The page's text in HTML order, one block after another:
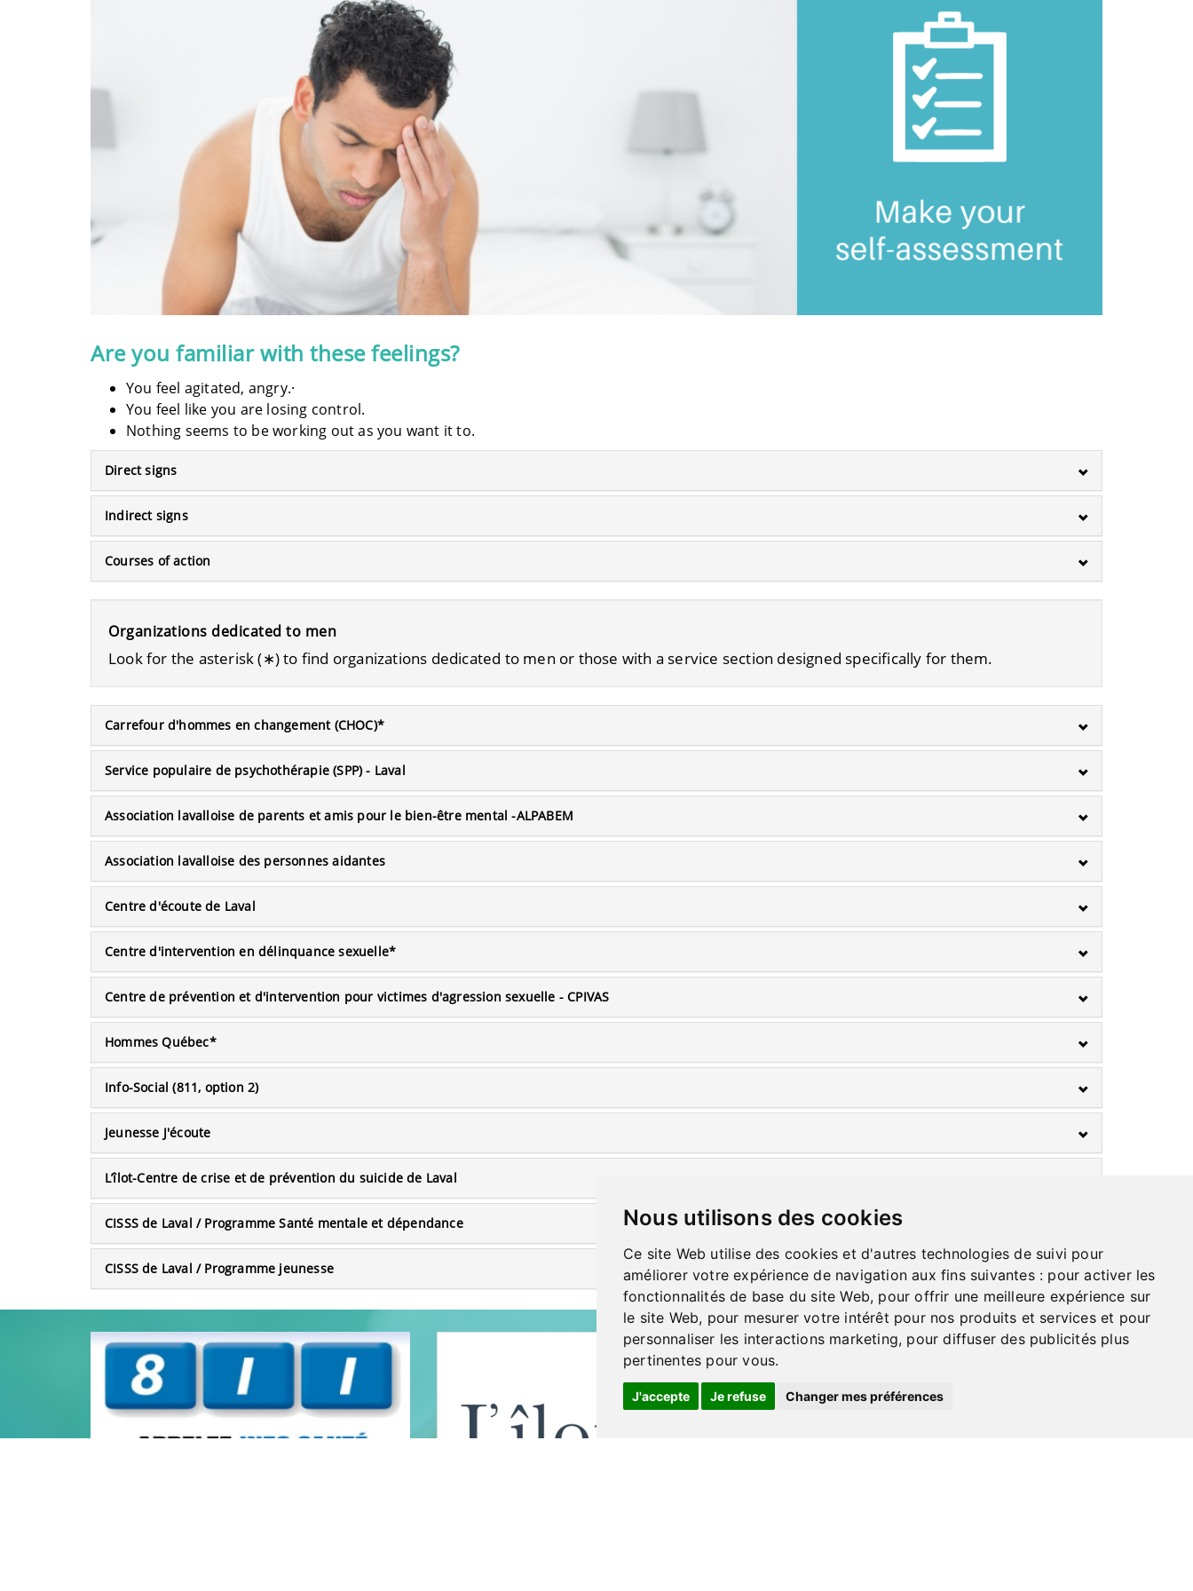
Nous utilisons des cookies
Ce site Web utilise des cookies et d'autres technologies de suivi pour
améliorer votre expérience de navigation aux fins suivantes : pour activer les
fonctionnalités de base du site Web, pour offrir une meilleure expérience sur
le site Web, pour mesurer votre intérêt pour nos produits et services et pour
personnaliser les interactions marketing, pour diffuser des publicités plus
pertinentes pour vous.
J'accepte Je refuse Changer mes préférences
Are you familiar with these feelings?
You feel agitated, angry.·
You feel like you are losing control.
Nothing seems to be working out as you want it to.
Direct signs
Indirect signs
Courses of action
Organizations dedicated to men
Look for the asterisk (∗) to find organizations dedicated to men or those with a service section designed specifically for them.
Carrefour d'hommes en changement (CHOC)*
Service populaire de psychothérapie (SPP) - Laval
Association lavalloise de parents et amis pour le bien-être mental -ALPABEM
Association lavalloise des personnes aidantes
Centre d'écoute de Laval
Centre d'intervention en délinquance sexuelle*
Centre de prévention et d'intervention pour victimes d'agression sexuelle - CPIVAS
Hommes Québec*
Info-Social (811, option 2)
Jeunesse J'écoute
L’îlot-Centre de crise et de prévention du suicide de Laval
CISSS de Laval / Programme Santé mentale et dépendance
CISSS de Laval / Programme jeunesse